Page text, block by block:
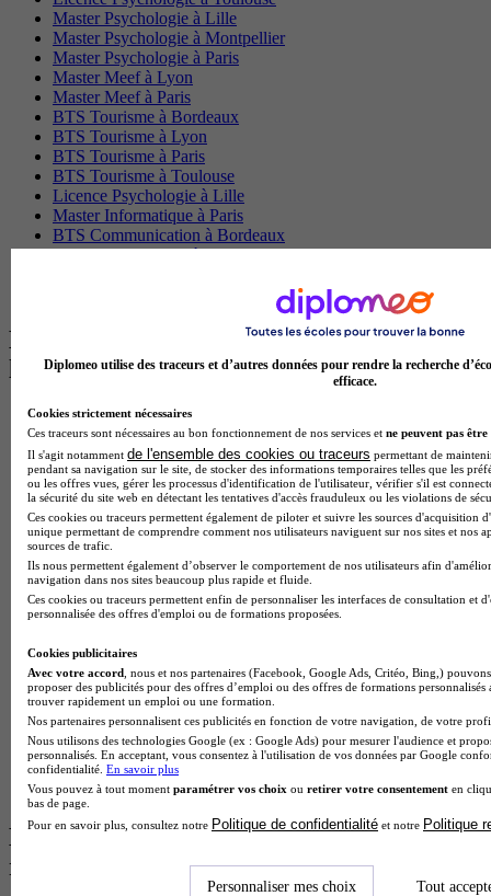
Master Psychologie à Lille
Master Psychologie à Montpellier
Master Psychologie à Paris
Master Meef à Lyon
Master Meef à Paris
BTS Tourisme à Bordeaux
BTS Tourisme à Lyon
BTS Tourisme à Paris
BTS Tourisme à Toulouse
Licence Psychologie à Lille
Master Informatique à Paris
BTS Communication à Bordeaux
Master Psychologie à Angers
Les intitulés de diplôme par alternance
les plus recherchés
BTS Esf en alternance
BTS Dietetique en alternance
BTS Mco en alternance
BTS Pi en alternance
BTS Sp3s en alternance
Master CCA en alternance
BTS Ndrc en alternance
BTS Sam en alternance
Cap Fleuriste en alternance
BTS Sio en alternance
MSc Marketing Digital en alternance
Cap Electricien en alternance
BTS Gpn en alternance
BTS Domotique en alternance
BAC Pro Agora en alternance
BTS Sta en alternance
BTS Iris en alternance
BTS Tpl en alternance
BTS Ati en alternance
Les diplômes par filière les plus
recherchés
Diplomeo utilise des traceurs et d’autres données pour rendre la recherche
efficace.
Cookies strictement nécessaires
Ces traceurs sont nécessaires au bon fonctionnement de nos services et ne peuvent pas être
Il s'agit notamment de l'ensemble des cookies ou traceurs permettant de
pendant sa navigation sur le site, de stocker des informations temporaires telles que les
ou les offres vues, gérer les processus d'identification de l'utilisateur, vérifier s'il est
la sécurité du site web en détectant les tentatives d'accès frauduleux ou les violations de
Ces cookies ou traceurs permettent également de piloter et suivre les sources d'acquisition
unique permettant de comprendre comment nos utilisateurs naviguent sur nos sites et nos
sources de trafic.
Ils nous permettent également d’observer le comportement de nos utilisateurs afin
navigation dans nos sites beaucoup plus rapide et fluide.
Ces cookies ou traceurs permettent enfin de personnaliser les interfaces de consultation et
personnalisée des offres d'emploi ou de formations proposées.
Cookies publicitaires
Avec votre accord , nous et nos partenaires (Facebook, Google Ads, Critéo, Bing,)
proposer des publicités pour des offres d’emploi ou des offres de formations
trouver rapidement un emploi ou une formation.
Nos partenaires personnalisent ces publicités en fonction de votre navigation, de votre
Nous utilisons des technologies Google (ex : Google Ads) pour mesurer l'audience et
personnalisés. En acceptant, vous consentez à l'utilisation de vos données par Google
confidentialité. En savoir plus
Vous pouvez à tout moment paramétrer vos choix ou retirer votre consentement en
bas de page.
Pour en savoir plus, consultez notre Politique de confidentialité et notre Politique
Personnaliser mes choix Tout